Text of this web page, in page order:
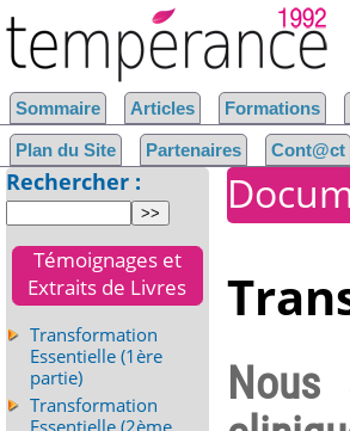
Sommaire Articles Formations
Plan du Site Partenaires Cont@ct
Rechercher :
Témoignages et
Extraits de Livres
Transformation
Essentielle (1ère
partie)
Transformation
Essentielle (2ème